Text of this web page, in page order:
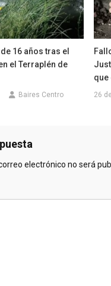
16 años tras el
el Terraplén de
Baires Centro
que
26
electrónico no será